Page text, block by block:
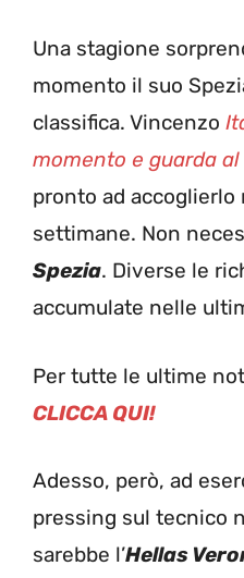
Una stagione
momento il suo
classifica. Vincenzo
momento e guarda
pronto ad accoglierlo
settimane. Non
Spezia. Diverse le
accumulate nelle
Per tutte le ultime
CLICCA QUI!
Adesso, però, ad
pressing sul tecnico
sarebbe l’Hellas